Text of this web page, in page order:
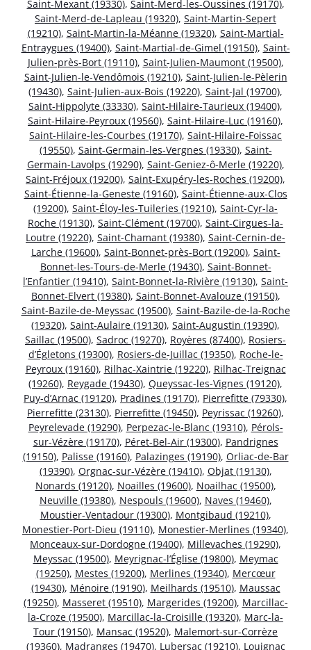
Saint-Mexant (19330), Saint-Merd-les-Oussines (19170),
Saint-Merd-de-Lapleau (19320), Saint-Martin-Sepert
(19210), Saint-Martin-la-Méanne (19320), Saint-Martial-
Entraygues (19400), Saint-Martial-de-Gimel (19150), Saint-
Julien-près-Bort (19110), Saint-Julien-Maumont (19500),
Saint-Julien-le-Vendômois (19210), Saint-Julien-le-Pèlerin
(19430), Saint-Julien-aux-Bois (19220), Saint-Jal (19700),
Saint-Hippolyte (33330), Saint-Hilaire-Taurieux (19400),
Saint-Hilaire-Peyroux (19560), Saint-Hilaire-Luc (19160),
Saint-Hilaire-les-Courbes (19170), Saint-Hilaire-Foissac
(19550), Saint-Germain-les-Vergnes (19330), Saint-
Germain-Lavolps (19290), Saint-Geniez-ô-Merle (19220),
Saint-Fréjoux (19200), Saint-Exupéry-les-Roches (19200),
Saint-Étienne-la-Geneste (19160), Saint-Étienne-aux-Clos
(19200), Saint-Éloy-les-Tuileries (19210), Saint-Cyr-la-
Roche (19130), Saint-Clément (19700), Saint-Cirgues-la-
Loutre (19220), Saint-Chamant (19380), Saint-Cernin-de-
Larche (19600), Saint-Bonnet-près-Bort (19200), Saint-
Bonnet-les-Tours-de-Merle (19430), Saint-Bonnet-
l’Enfantier (19410), Saint-Bonnet-la-Rivière (19130), Saint-
Bonnet-Elvert (19380), Saint-Bonnet-Avalouze (19150),
Saint-Bazile-de-Meyssac (19500), Saint-Bazile-de-la-Roche
(19320), Saint-Aulaire (19130), Saint-Augustin (19390),
Saillac (19500), Sadroc (19270), Royères (87400), Rosiers-
d’Égletons (19300), Rosiers-de-Juillac (19350), Roche-le-
Peyroux (19160), Rilhac-Xaintrie (19220), Rilhac-Treignac
(19260), Reygade (19430), Queyssac-les-Vignes (19120),
Puy-d’Arnac (19120), Pradines (19170), Pierrefitte (79330),
Pierrefitte (23130), Pierrefitte (19450), Peyrissac (19260),
Peyrelevade (19290), Perpezac-le-Blanc (19310), Pérols-
sur-Vézère (19170), Péret-Bel-Air (19300), Pandrignes
(19150), Palisse (19160), Palazinges (19190), Orliac-de-Bar
(19390), Orgnac-sur-Vézère (19410), Objat (19130),
Nonards (19120), Noailles (19600), Noailhac (19500),
Neuville (19380), Nespouls (19600), Naves (19460),
Moustier-Ventadour (19300), Montgibaud (19210),
Monestier-Port-Dieu (19110), Monestier-Merlines (19340),
Monceaux-sur-Dordogne (19400), Millevaches (19290),
Meyssac (19500), Meyrignac-l’Église (19800), Meymac
(19250), Mestes (19200), Merlines (19340), Mercœur
(19430), Ménoire (19190), Meilhards (19510), Maussac
(19250), Masseret (19510), Margerides (19200), Marcillac-
la-Croze (19500), Marcillac-la-Croisille (19320), Marc-la-
Tour (19150), Mansac (19520), Malemort-sur-Corrèze
(19360), Madranges (19470), Lubersac (19210), Louignac